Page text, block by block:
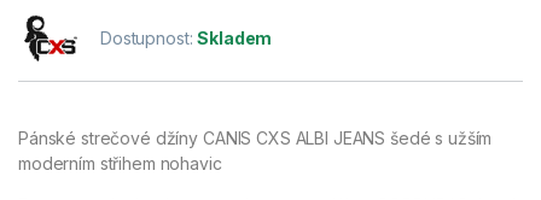
Dostupnost:Skladem
Pánské strečové džíny CANIS CXS ALBI JEANS šedé s užším
moderním střihem nohavic